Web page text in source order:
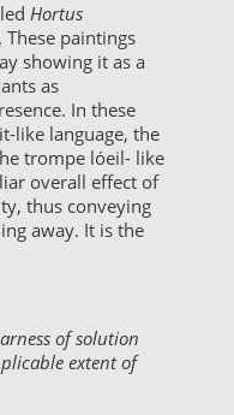
Hortus
These paintings
showing it as a
as
In these
like language, the
trompe lóeil- like
overall effect of
thus conveying
away. It is the
of solution
extentof